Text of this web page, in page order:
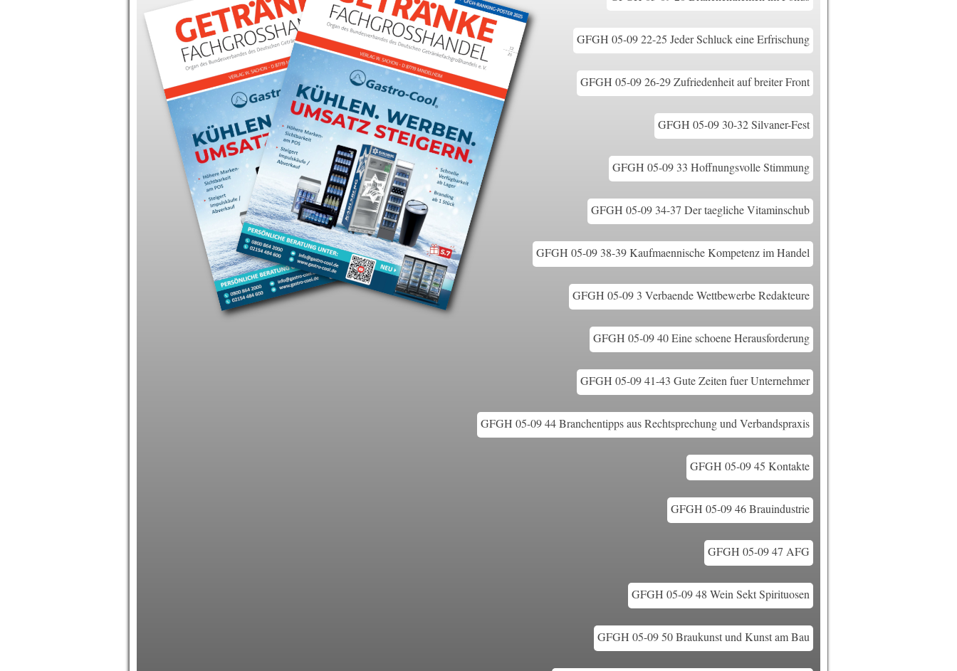
GFGH 05-09 22-25 Jeder Schluck eine Erfrischung
GFGH 05-09 26-29 Zufriedenheit auf breiter Front
GFGH 05-09 30-32 Silvaner-Fest
GFGH 05-09 33 Hoffnungsvolle Stimmung
GFGH 05-09 34-37 Der taegliche Vitaminschub
GFGH 05-09 38-39 Kaufmaennische Kompetenz im Handel
GFGH 05-09 3 Verbaende Wettbewerbe Redakteure
GFGH 05-09 40 Eine schoene Herausforderung
GFGH 05-09 41-43 Gute Zeiten fuer Unternehmer
GFGH 05-09 44 Branchentipps aus Rechtsprechung und Verbandspraxis
GFGH 05-09 45 Kontakte
GFGH 05-09 46 Brauindustrie
GFGH 05-09 47 AFG
GFGH 05-09 48 Wein Sekt Spirituosen
GFGH 05-09 50 Braukunst und Kunst am Bau